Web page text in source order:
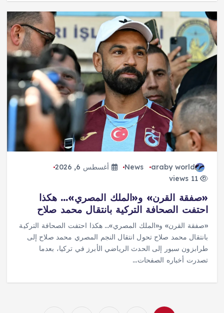
araby world
News
أغسطس 6, 2026
11 views
«صفقة القرن» و«الملك المصري»… هكذا
احتفت الصحافة التركية بانتقال محمد صلاح
«صفقة القرن» و«الملك المصري»… هكذا احتفت الصحافة التركية
بانتقال محمد صلاح تحول انتقال النجم المصري محمد صلاح إلى
طرابزون سبور إلى الحدث الرياضي الأبرز في تركيا، بعدما
تصدرت أخباره الصفحات…